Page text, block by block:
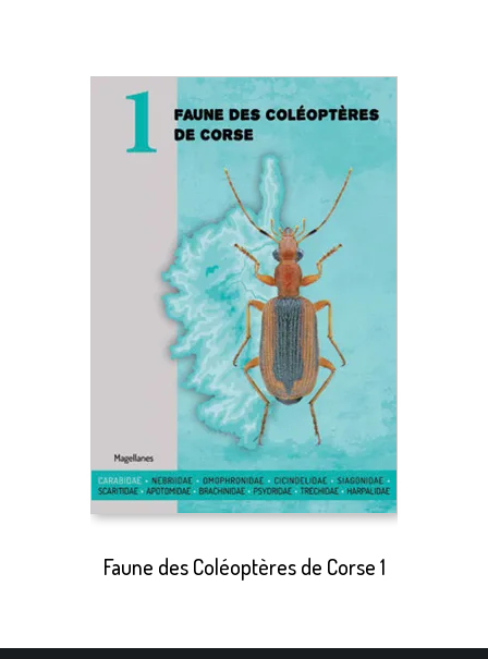
Faune des Coléoptères de Corse 1